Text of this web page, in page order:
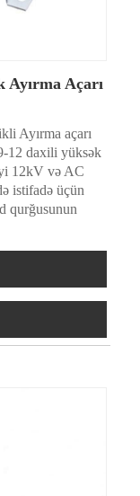
Açarı
Ayırma açarı
12 daxili yüksək
12kV və AC
istifadə üçün
qurğusunun